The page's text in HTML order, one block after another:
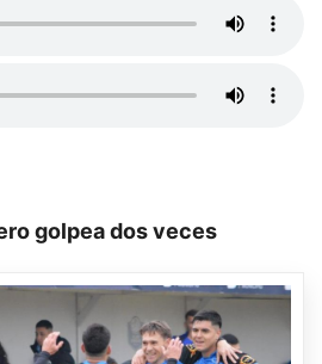
golpea dos veces